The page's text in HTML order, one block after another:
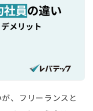
、フリーランスと